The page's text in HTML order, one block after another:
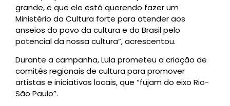
grande, e que ele está querendo fazer um
Ministério da Cultura forte para atender aos
anseios do povo da cultura e do Brasil pelo
potencial da nossa cultura”, acrescentou.
Durante a campanha, Lula prometeu a criação de
comitês regionais de cultura para promover
artistas e iniciativas locais, que “fujam do eixo Rio-
São Paulo”.